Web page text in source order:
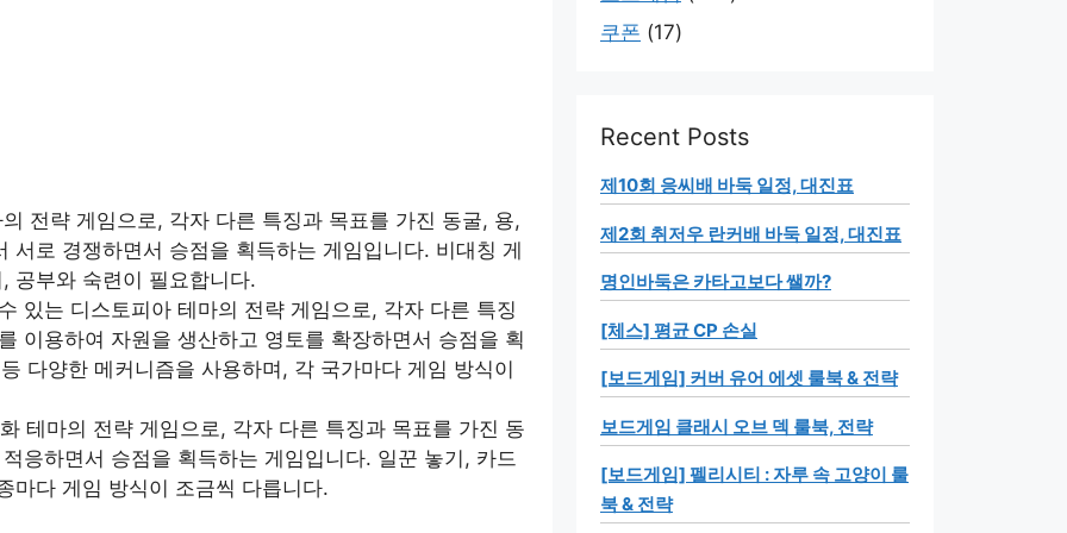
전략 게임으로, 각자 다른 특징과 목표를 가진 동굴, 용,
로 경쟁하면서 승점을 획득하는 게임입니다. 비대칭 게
공부와 숙련이 필요합니다.
있는 디스토피아 테마의 전략 게임으로, 각자 다른 특징
이용하여 자원을 생산하고 영토를 확장하면서 승점을 획
다양한 메커니즘을 사용하며, 각 국가마다 게임 방식이
테마의 전략 게임으로, 각자 다른 특징과 목표를 가진 동
응하면서 승점을 획득하는 게임입니다. 일꾼 놓기, 카드
마다 게임 방식이 조금씩 다릅니다.
쿠폰 (17)
Recent Posts
제10회 응씨배 바둑 일정, 대진표
제2회 취저우 란커배 바둑 일정, 대진표
명인바둑은 카타고보다 쌜까?
[체스] 평균 CP 손실
[보드게임] 커버 유어 에셋 룰북 & 전략
보드게임 클래시 오브 덱 룰북, 전략
[보드게임] 펠리시티 : 자루 속 고양이 룰
북 & 전략